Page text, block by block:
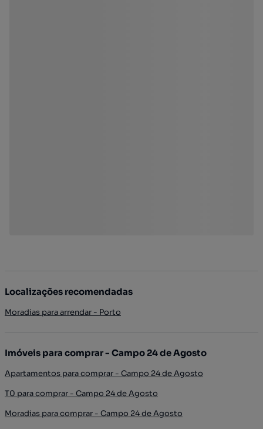
Localizações recomendadas
Moradias para arrendar - Porto
Imóveis para comprar - Campo 24 de Agosto
Apartamentos para comprar - Campo 24 de Agosto
T0 para comprar - Campo 24 de Agosto
Moradias para comprar - Campo 24 de Agosto